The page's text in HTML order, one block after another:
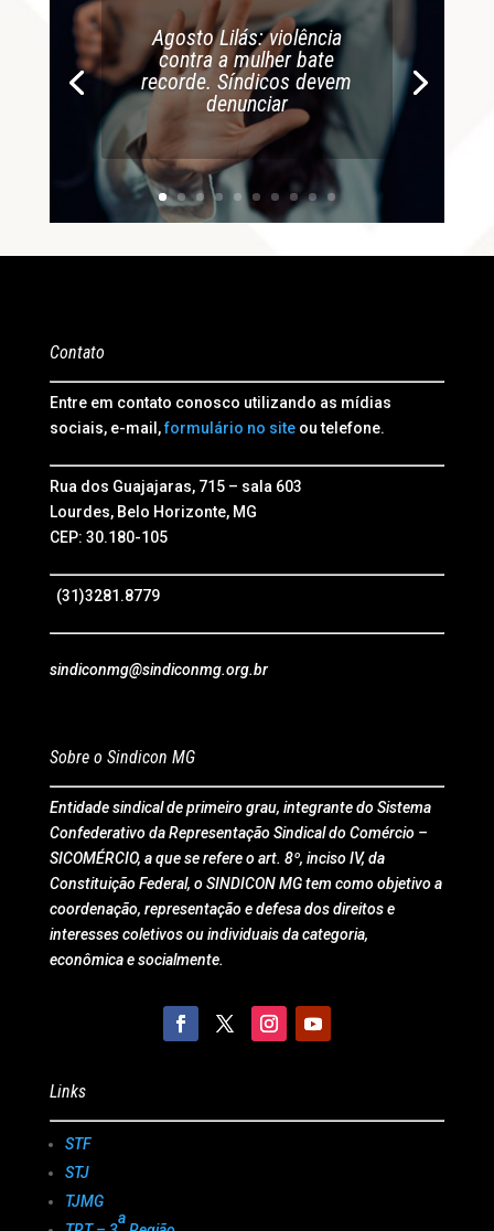
Agosto Lilás: violência
contra a mulher bate
recorde. Síndicos devem
denunciar
Contato
Entre em contato conosco utilizando as mídias
sociais, e-mail,formulário no siteou telefone.
Rua dos Guajajaras, 715 – sala 603
Lourdes, Belo Horizonte, MG
CEP: 30.180-105
(31)3281.8779
sindiconmg@sindiconmg.org.br
Sobre o Sindicon MG
Entidade sindical de primeiro grau, integrante do Sistema
Confederativo da Representação Sindical do Comércio –
SICOMÉRCIO, a que se refere o art. 8º, inciso IV, da
Constituição Federal, o SINDICON MG tem como objetivo a
coordenação, representação e defesa dos direitos e
interesses coletivos ou individuais da categoria,
econômica e socialmente.
Links
STF
STJ
TJMG
a